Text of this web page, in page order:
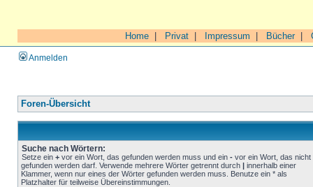
Home Privat Impressum Bücher|
Anmelden
Foren-Übersicht
Suche nach Wörtern:
Setze ein + vor ein Wort, das gefunden werden muss und ein - vor ein Wort, das nicht
gefunden werden darf. Verwende mehrere Wörter getrennt durch | innerhalb einer
Klammer, wenn nur eines der Wörter gefunden werden muss. Benutze ein * als
Platzhalter für teilweise Übereinstimmungen.